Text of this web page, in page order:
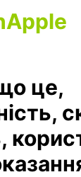
це,